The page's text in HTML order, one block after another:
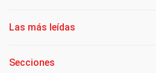
Las más leídas
Secciones